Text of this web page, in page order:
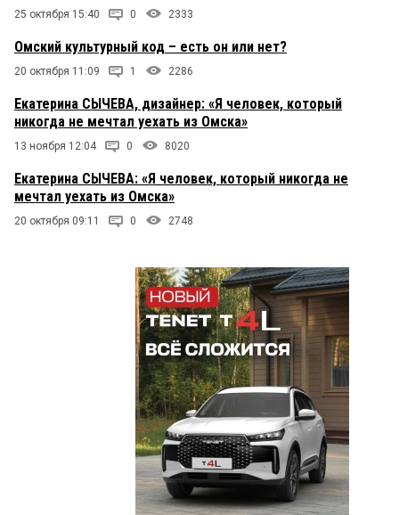
25 октября 15:40 0 2333
Омский культурный код – есть он или нет?
20 октября 11:09 1 2286
Екатерина СЫЧЕВА, дизайнер: «Я человек, который
никогда не мечтал уехать из Омска»
13 ноября 12:04 0 8020
Екатерина СЫЧЕВА: «Я человек, который никогда не
мечтал уехать из Омска»
20 октября 09:11 0 2748